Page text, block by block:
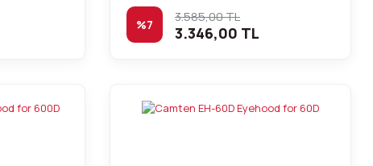
%7 3.585,00 TL
3.346,00 TL